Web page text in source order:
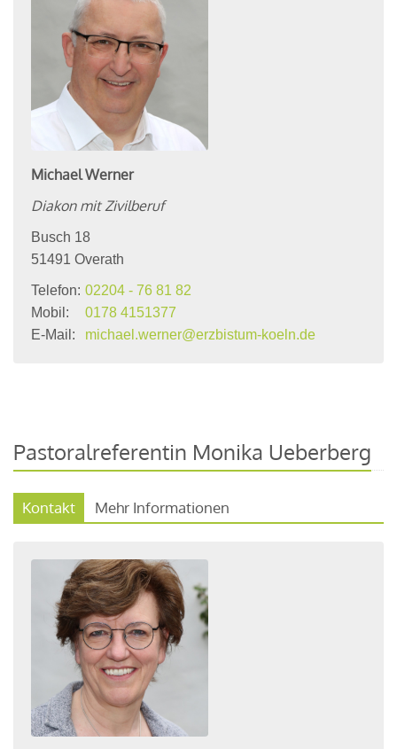
MichaelWerner
Diakon mit Zivilberuf
Busch 18
51491 Overath
Telefon: 02204 - 76 81 82
Mobil:
0178 4151377
E-Mail:
michael.werner@erzbistum-koeln.de
Pastoralreferentin Monika Ueberberg
Kontakt Mehr Informationen